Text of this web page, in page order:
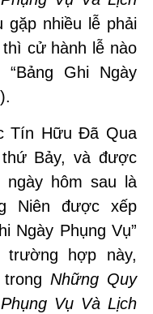
gặp nhiều lễ phải
cử hành lễ nào
Ghi Ngày
Tín Hữu Đã Qua
Bảy, và được
hôm sau là
Niên được xếp
Ngày Phụng Vụ”
hợp này,
Những Quy
Vụ Và Lịch